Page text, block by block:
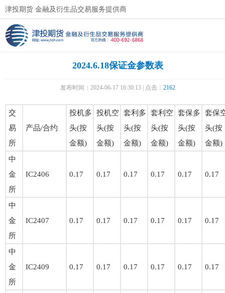
津投期货 金融及衍生品交易服务提供商
2024.6.18保证金参数表
发布时间：2024-06-17 16:30:13 | 点击： 2162
交
易
所
产品/合约
投机多
头(按
金额)
投机空
头(按
金额)
套利多
头(按
金额)
套利空
头(按
金额)
套保多
头(按
金额)
套保
头(按
金额)
中
金
所
IC2406 0.17 0.17 0.17 0.17 0.17 0.17
中
金
所
IC2407 0.17 0.17 0.17 0.17 0.17 0.17
中
金
所
IC2409 0.17 0.17 0.17 0.17 0.17 0.17